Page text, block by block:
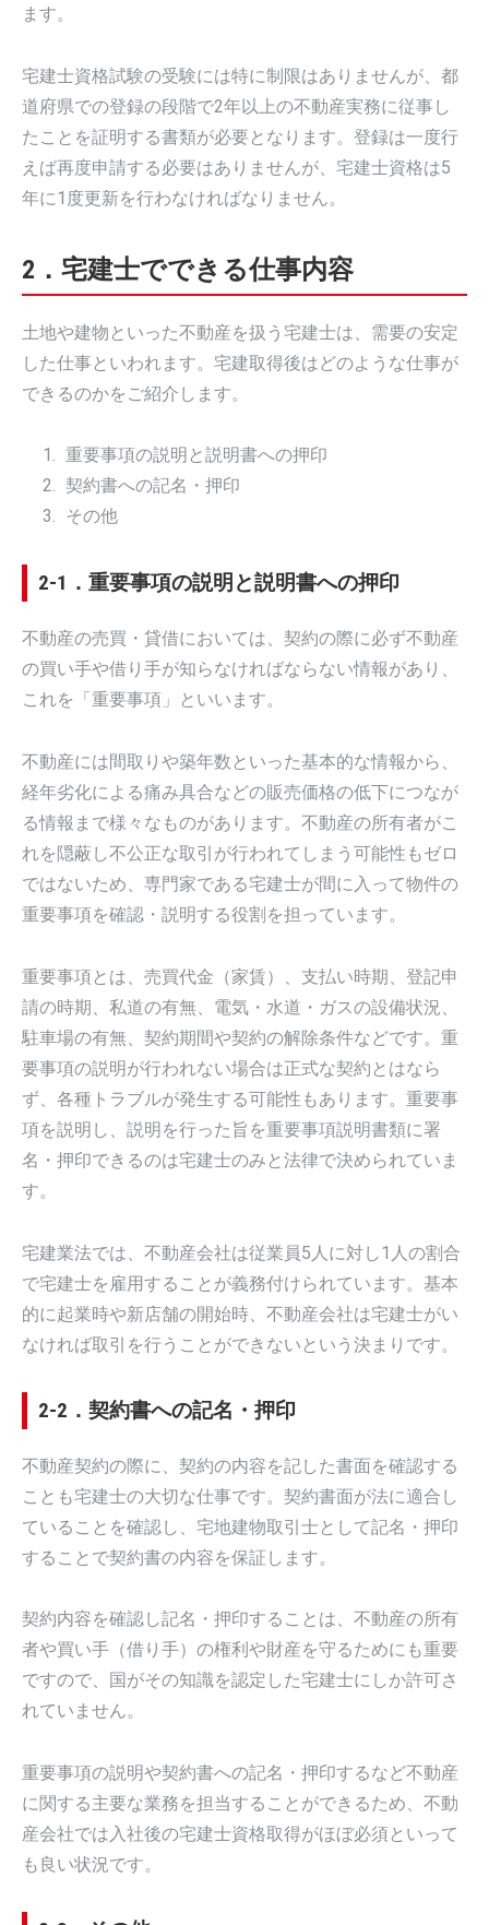
ます。
宅建士資格試験の受験には特に制限はありませんが、都
道府県での登録の段階で2年以上の不動産実務に従事し
たことを証明する書類が必要となります。登録は一度行
えば再度申請する必要はありませんが、宅建士資格は5
年に1度更新を行わなければなりません。
2．宅建士でできる仕事内容
土地や建物といった不動産を扱う宅建士は、需要の安定
した仕事といわれます。宅建取得後はどのような仕事が
できるのかをご紹介します。
重要事項の説明と説明書への押印
契約書への記名・押印
その他
2-1．重要事項の説明と説明書への押印
不動産の売買・貸借においては、契約の際に必ず不動産
の買い手や借り手が知らなければならない情報があり、
これを「重要事項」といいます。
不動産には間取りや築年数といった基本的な情報から、
経年劣化による痛み具合などの販売価格の低下につなが
る情報まで様々なものがあります。不動産の所有者がこ
れを隠蔽し不公正な取引が行われてしまう可能性もゼロ
ではないため、専門家である宅建士が間に入って物件の
重要事項を確認・説明する役割を担っています。
重要事項とは、売買代金（家賃）、支払い時期、登記申
請の時期、私道の有無、電気・水道・ガスの設備状況、
駐車場の有無、契約期間や契約の解除条件などです。重
要事項の説明が行われない場合は正式な契約とはなら
ず、各種トラブルが発生する可能性もあります。重要事
項を説明し、説明を行った旨を重要事項説明書類に署
名・押印できるのは宅建士のみと法律で決められていま
す。
宅建業法では、不動産会社は従業員5人に対し1人の割合
で宅建士を雇用することが義務付けられています。基本
的に起業時や新店舗の開始時、不動産会社は宅建士がい
なければ取引を行うことができないという決まりです。
2-2．契約書への記名・押印
不動産契約の際に、契約の内容を記した書面を確認する
ことも宅建士の大切な仕事です。契約書面が法に適合し
ていることを確認し、宅地建物取引士として記名・押印
することで契約書の内容を保証します。
契約内容を確認し記名・押印することは、不動産の所有
者や買い手（借り手）の権利や財産を守るためにも重要
ですので、国がその知識を認定した宅建士にしか許可さ
れていません。
重要事項の説明や契約書への記名・押印するなど不動産
に関する主要な業務を担当することができるため、不動
産会社では入社後の宅建士資格取得がほぼ必須といって
も良い状況です。